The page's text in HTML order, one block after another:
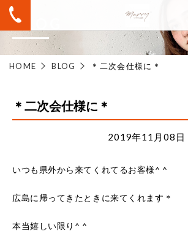
BLOG
HOME BLOG ＊二次会仕様に＊
＊二次会仕様に＊
2019年11月08日
いつも県外から来てくれてるお客様^ ^
広島に帰ってきたときに来てくれます＊
本当嬉しい限り^ ^